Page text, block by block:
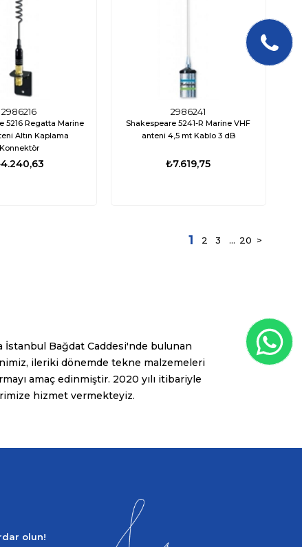
2986216
5216 Regatta Marine
Altın Kaplama
Konnektör
2986241
Shakespeare 5241-R Marine VHF
anteni 4,5 mt Kablo 3 dB
₺7.619,75
1 2 3 ... 20 >
İstanbul Bağdat Caddesi'nde bulunan
ileriki dönemde tekne malzemeleri
amaç edinmiştir. 2020 yılı itibariyle
hizmet vermekteyiz.
olun!